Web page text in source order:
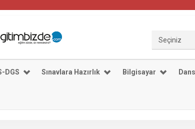
DGS Sınavlara Hazırlık Bilgisayar Dans